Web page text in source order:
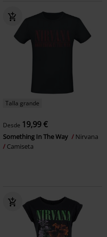
Talla grande
Desde 19,99 €
Something In The Way
Nirvana
Camiseta